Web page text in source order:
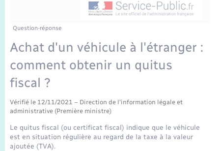
Mariage – PACS
Parrainage civil
Recensement
Question-réponse
Achat d'un véhicule à l'étranger :
comment obtenir un quitus
fiscal ?
Vérifié le 12/11/2021 – Direction de l'information légale et
administrative (Première ministre)
Le quitus fiscal (ou certificat fiscal) indique que le véhicule
est en situation régulière au regard de la taxe à la valeur
ajoutée (TVA).